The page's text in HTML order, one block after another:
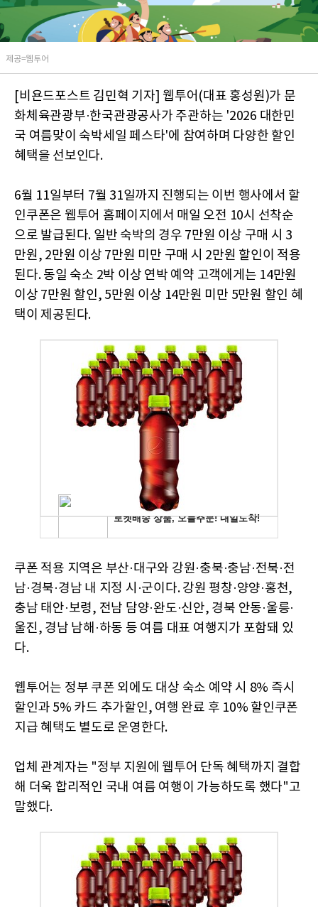
제공=웹투어
[비욘드포스트 김민혁 기자] 웹투어(대표 홍성원)가 문
화체육관광부·한국관광공사가 주관하는 '2026 대한민
국 여름맞이 숙박세일 페스타'에 참여하며 다양한 할인
혜택을 선보인다.
6월 11일부터 7월 31일까지 진행되는 이번 행사에서 할
인쿠폰은 웹투어 홈페이지에서 매일 오전 10시 선착순
으로 발급된다. 일반 숙박의 경우 7만원 이상 구매 시 3
만원, 2만원 이상 7만원 미만 구매 시 2만원 할인이 적용
된다. 동일 숙소 2박 이상 연박 예약 고객에게는 14만원
이상 7만원 할인, 5만원 이상 14만원 미만 5만원 할인 혜
택이 제공된다.
쿠폰 적용 지역은 부산·대구와 강원·충북·충남·전북·전
남·경북·경남 내 지정 시·군이다. 강원 평창·양양·홍천,
충남 태안·보령, 전남 담양·완도·신안, 경북 안동·울릉·
울진, 경남 남해·하동 등 여름 대표 여행지가 포함돼 있
다.
웹투어는 정부 쿠폰 외에도 대상 숙소 예약 시 8% 즉시
할인과 5% 카드 추가할인, 여행 완료 후 10% 할인쿠폰
지급 혜택도 별도로 운영한다.
업체 관계자는 "정부 지원에 웹투어 단독 혜택까지 결합
해 더욱 합리적인 국내 여름 여행이 가능하도록 했다"고
말했다.